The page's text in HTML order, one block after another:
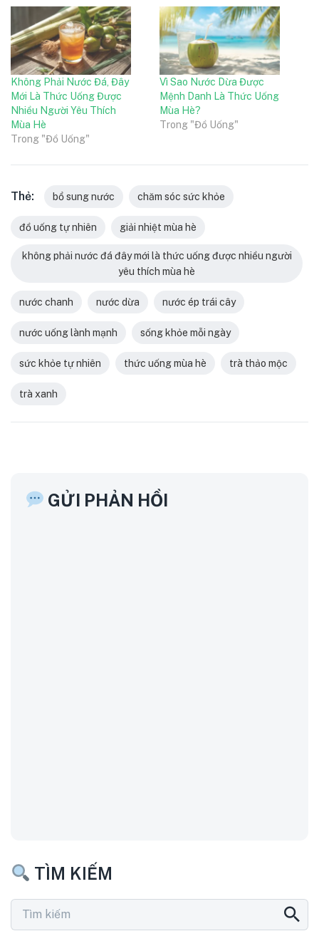
Không Phải Nước Đá, Đây
Mới Là Thức Uống Được
Nhiều Người Yêu Thích
Mùa Hè
Trong "Đồ Uống"
Vì Sao Nước Dừa Được
Mệnh Danh Là Thức Uống
Mùa Hè?
Trong "Đồ Uống"
Thẻ: bổ sung nước chăm sóc sức khỏe
đồ uống tự nhiên giải nhiệt mùa hè
không phải nước đá đây mới là thức uống được nhiều người
yêu thích mùa hè
nước chanh nước dừa nước ép trái cây
nước uống lành mạnh sống khỏe mỗi ngày
sức khỏe tự nhiên thức uống mùa hè trà thảo mộc
trà xanh
GỬI PHẢN HỒI
TÌM KIẾM